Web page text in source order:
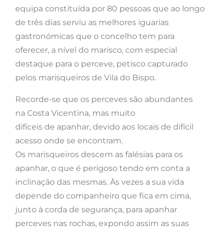
equipa constituída por 80 pessoas que ao longo
de três dias serviu as melhores iguarias
gastronómicas que o concelho tem para
oferecer, a nível do marisco, com especial
destaque para o perceve, petisco capturado
pelos marisqueiros de Vila do Bispo.
Recorde-se que os perceves são abundantes
na Costa Vicentina, mas muito
difíceis de apanhar, devido aos locais de difícil
acesso onde se encontram.
Os marisqueiros descem as falésias para os
apanhar, o que é perigoso tendo em conta a
inclinação das mesmas. Às vezes a sua vida
depende do companheiro que fica em cima,
junto à corda de segurança, para apanhar
perceves nas rochas, expondo assim as suas